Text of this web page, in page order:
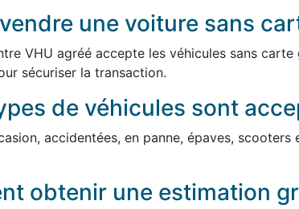
une voiture sans
VHU agréé accepte les véhicules sans carte
sécuriser la transaction.
de véhicules sont
accidentées, en panne, épaves,
obtenir une estimation